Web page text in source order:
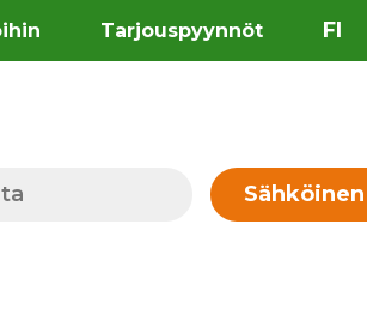
Tarjouspyynnöt FI